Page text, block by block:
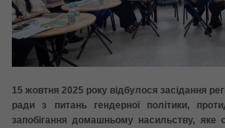
15 жовтня 2025 року відбулося засідання
ради з питань гендерної політики,
запобігання домашньому насильству, яке